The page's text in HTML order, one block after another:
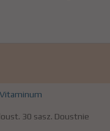
Vitaminum
30 sasz. Doustnie